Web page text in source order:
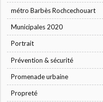
métro Barbès Rochcechouart
Municipales 2020
Portrait
Prévention & sécurité
Promenade urbaine
Propreté